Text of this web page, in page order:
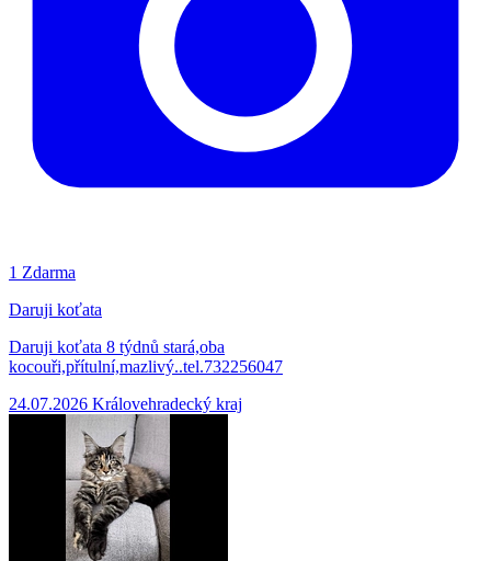
1 Zdarma
Daruji koťata
Daruji koťata 8 týdnů stará,oba
kocouři,přítulní,mazlivý..tel.732256047
24.07.2026 Královehradecký kraj